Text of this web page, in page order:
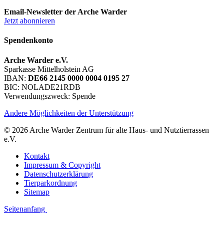
Email-Newsletter der Arche Warder
Jetzt abonnieren
Spendenkonto
Arche Warder e.V.
Sparkasse Mittelholstein AG
IBAN: DE66 2145 0000 0004 0195 27
BIC: NOLADE21RDB
Verwendungszweck: Spende
Andere Möglichkeiten der Unterstützung
© 2026 Arche Warder Zentrum für alte Haus- und Nutztierrassen
e.V.
Kontakt
Impressum & Copyright
Datenschutzerklärung
Tierparkordnung
Sitemap
Seitenanfang